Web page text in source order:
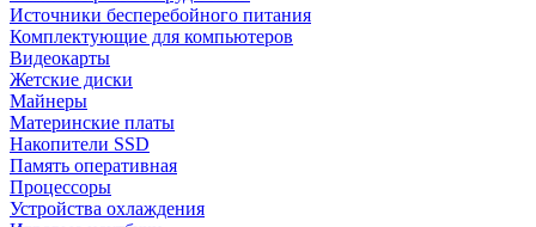
Источники бесперебойного питания
Комплектующие для компьютеров
Видеокарты
Жетские диски
Майнеры
Материнские платы
Накопители SSD
Память оперативная
Процессоры
Устройства охлаждения